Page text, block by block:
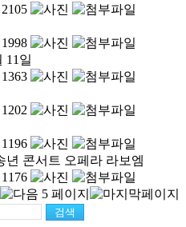
11일
년 콘서트 오페라 라보엠